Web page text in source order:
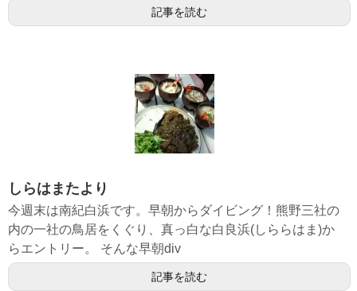
記事を読む
しらはまたより
今週末は南紀白浜です。早朝からダイビング！熊野三社の
内の一社の鳥居をくぐり、真っ白な白良浜(しららはま)か
らエントリー。 そんな早朝div
記事を読む